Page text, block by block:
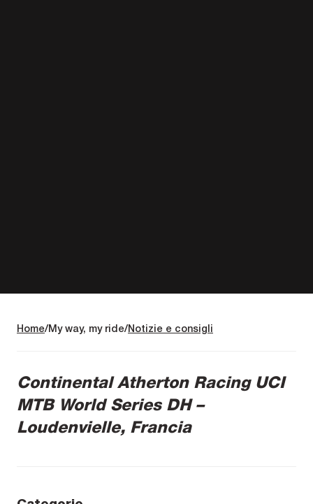
Home My way, my ride Notizie e consigli
Continental Atherton Racing UCI
MTB World Series DH –
Loudenvielle, Francia